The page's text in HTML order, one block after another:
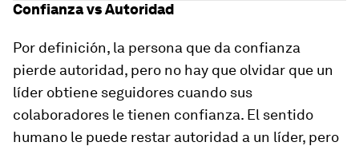
Confianza vs Autoridad
Por definición, la persona que da confianza
pierde autoridad, pero no hay que olvidar que un
líder obtiene seguidores cuando sus
colaboradores le tienen confianza. El sentido
humano le puede restar autoridad a un líder, pero